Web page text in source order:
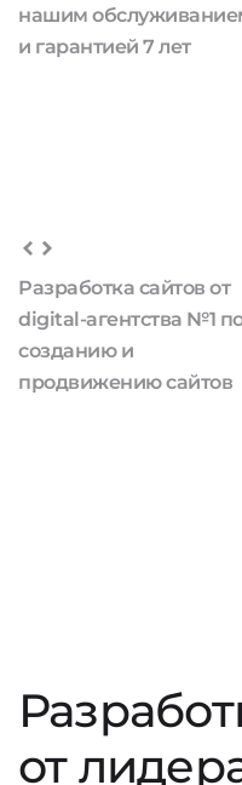
нашим
и гарантией 7 лет
Разработка сайтов от
digital-агентства №1
созданию и
продвижению сайтов
от